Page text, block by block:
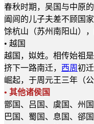
春秋时期，吴国与中原
阖闾的儿子夫差不顾国
馀杭山（苏州南阳山）
• 越国
越国，姒姓。相传始祖
挤下一路南迁， 西周初
崛起，于周元王三年（
• 其他诸侯国
鄫国、吕国、虞国、州
巴国、蜀国、息国、郤